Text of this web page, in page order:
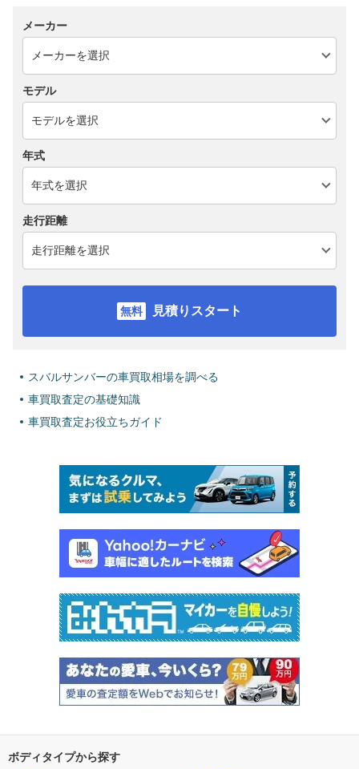
メーカー
モデル
年式
走行距離
見積りスタート
スバルサンバーの車買取相場を調べる
車買取査定の基礎知識
車買取査定お役立ちガイド
ボディタイプから探す